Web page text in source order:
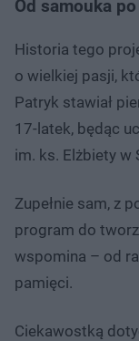
Od samouka
Historia tego
o wielkiej pasji,
Patryk stawiał
17-latek, będąc
im. ks. Elżbiety w
Zupełnie sam, z
program do
wspomina – od
pamięci.
Ciekawostką